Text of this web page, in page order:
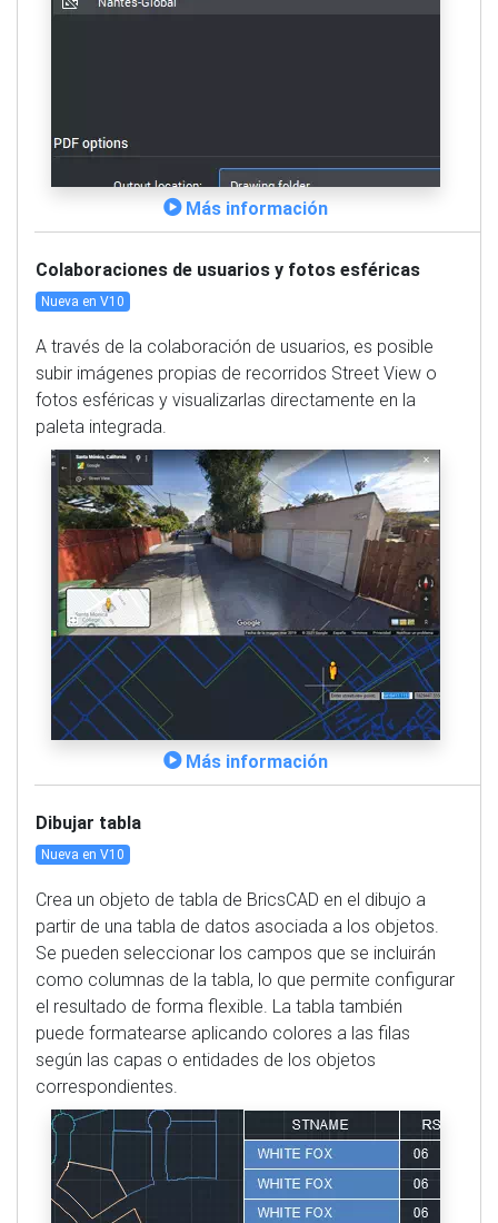
Más información
Colaboraciones de usuarios y fotos esféricas
Nueva en V10
A través de la colaboración de usuarios, es posible
subir imágenes propias de recorridos Street View o
fotos esféricas y visualizarlas directamente en la
paleta integrada.
Más información
Dibujar tabla
Nueva en V10
Crea un objeto de tabla de BricsCAD en el dibujo a
partir de una tabla de datos asociada a los objetos.
Se pueden seleccionar los campos que se incluirán
como columnas de la tabla, lo que permite configurar
el resultado de forma flexible. La tabla también
puede formatearse aplicando colores a las filas
según las capas o entidades de los objetos
correspondientes.